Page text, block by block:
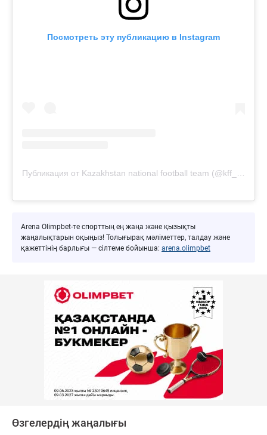
Посмотреть эту публикацию в Instagram
Arena Olimpbet-те спорттың ең жаңа және қызықты
жаңалықтарын оқыңыз! Толығырақ мәліметтер, талдау және
қажеттінің барлығы — сілтеме бойынша: arena.olimpbet